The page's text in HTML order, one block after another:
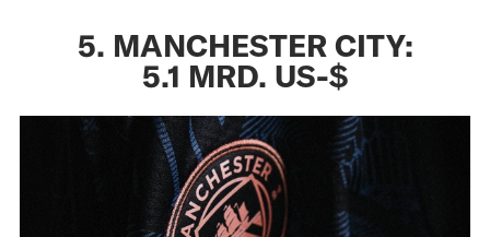
5. MANCHESTER CITY:
5.1 MRD. US-$